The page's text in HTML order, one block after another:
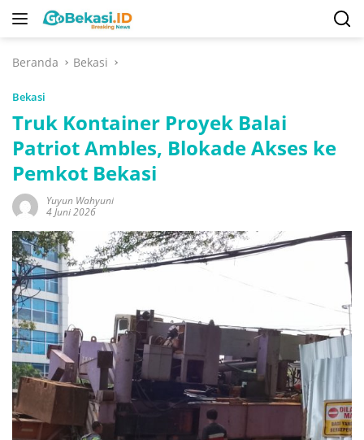
Langsung
Beranda
Bekasi
Bekasi
Truk Kontainer Proyek Balai
Patriot Ambles, Blokade Akses ke
Pemkot Bekasi
Yuyun Wahyuni
4 Juni 2026